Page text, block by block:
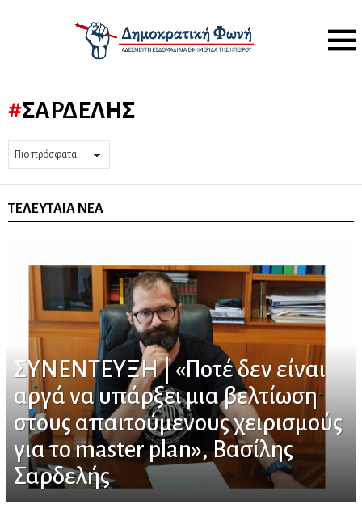
Menu
ΣΑΡΔΕΛΉΣ
ΤΕΛΕΥΤΑΊΑ ΝΈΑ
ΣΥΝΕΝΤΕΥΞΗ | «Ποτέ δεν είναι
αργά να υπάρξει μια βελτίωση
στους απαιτούμενους χειρισμούς
για το master plan», Βασίλης
Σαρδελής